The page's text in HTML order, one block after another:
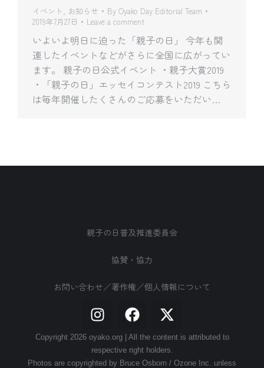
イベント , お知らせ By Oyako Day Editorial Team
2019年7月27日
Leave a comment
いよいよ明日に迫った「親子の日」 今年も関
連したイベントなどがさらに全国に広がってい
ます。 親子の日公式イベント ・親子大賞2019
・「親子の日」エッセイコンテスト2019 こちら
は毎年開催したくさんのご応募をいただい…
親子の日普及推進委員会
協賛・協力
お問い合わせ／著作権／個人情報について
Copyright 2026 oyako.org | All the content is attributed to
respective right holders.
Photos are copyrighted by Bruce Osborn / Ozone Inc. unless